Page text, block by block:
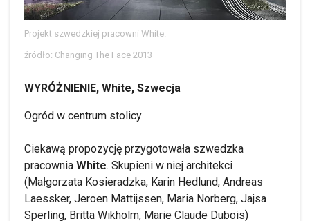
Projekt szwedzkiej pracowni White.
źródło: Changing The Face 2013
WYRÓŻNIENIE, White, Szwecja
Ogród w centrum stolicy
Ciekawą propozycję przygotowała szwedzka
pracownia White. Skupieni w niej architekci
(Małgorzata Kosieradzka, Karin Hedlund, Andreas
Laessker, Jeroen Mattijssen, Maria Norberg, Jajsa
Sperling, Britta Wikholm, Marie Claude Dubois)